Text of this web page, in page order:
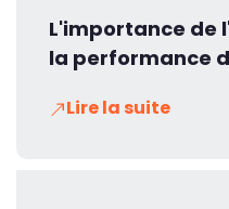
L'importance de
la performance
Lire la suite